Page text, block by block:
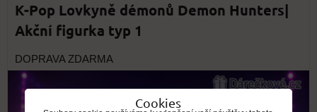
K-Pop Lovkyně démonů Demon Hunters|
Akční figurka typ 1
DOPRAVA ZDARMA
Cookies